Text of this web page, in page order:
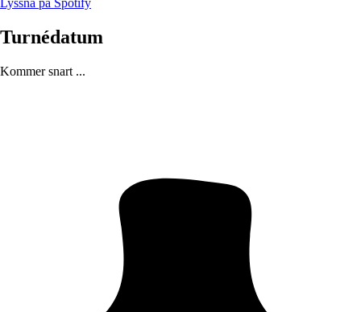
Lyssna på Spotify
Turnédatum
Kommer snart ...